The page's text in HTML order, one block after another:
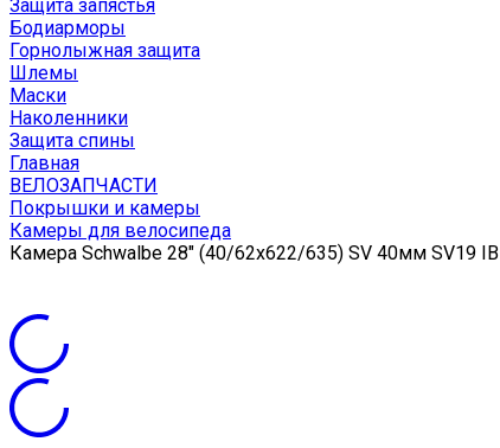
Защита запястья
Бодиарморы
Горнолыжная защита
Шлемы
Маски
Наколенники
Защита спины
Главная
ВЕЛОЗАПЧАСТИ
Покрышки и камеры
Камеры для велосипеда
Камера Schwalbe 28" (40/62x622/635) SV 40мм SV19 IB